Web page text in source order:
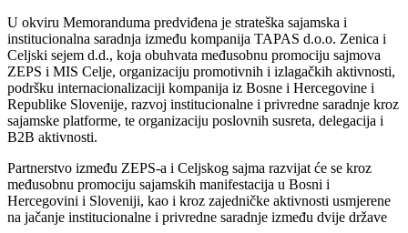
U okviru Memoranduma predviđena je strateška sajamska i
institucionalna saradnja između kompanija TAPAS d.o.o. Zenica i
Celjski sejem d.d., koja obuhvata međusobnu promociju sajmova
ZEPS i MIS Celje, organizaciju promotivnih i izlagačkih aktivnosti,
podršku internacionalizaciji kompanija iz Bosne i Hercegovine i
Republike Slovenije, razvoj institucionalne i privredne saradnje kroz
sajamske platforme, te organizaciju poslovnih susreta, delegacija i
B2B aktivnosti.
Partnerstvo između ZEPS-a i Celjskog sajma razvijat će se kroz
međusobnu promociju sajamskih manifestacija u Bosni i
Hercegovini i Sloveniji, kao i kroz zajedničke aktivnosti usmjerene
na jačanje institucionalne i privredne saradnje između dvije države